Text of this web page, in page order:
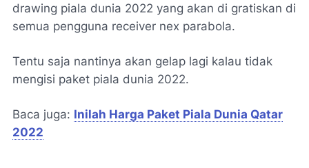
drawing piala dunia 2022 yang akan di gratiskan di
semua pengguna receiver nex parabola.
Tentu saja nantinya akan gelap lagi kalau tidak
mengisi paket piala dunia 2022.
Baca juga: Inilah Harga Paket Piala Dunia Qatar
2022